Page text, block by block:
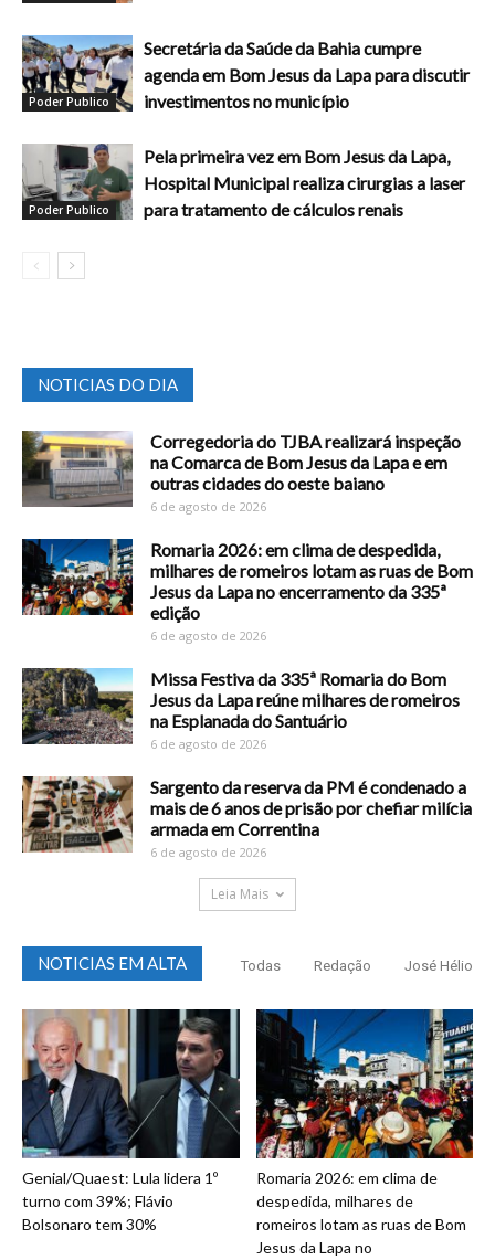
Poder Publico
Secretária da Saúde da Bahia cumpre
agenda em Bom Jesus da Lapa para discutir
investimentos no município
Poder Publico
Pela primeira vez em Bom Jesus da Lapa,
Hospital Municipal realiza cirurgias a laser
para tratamento de cálculos renais
NOTICIAS DO DIA
Corregedoria do TJBA realizará inspeção
na Comarca de Bom Jesus da Lapa e em
outras cidades do oeste baiano
6 de agosto de 2026
Romaria 2026: em clima de despedida,
milhares de romeiros lotam as ruas de Bom
Jesus da Lapa no encerramento da 335ª
edição
6 de agosto de 2026
Missa Festiva da 335ª Romaria do Bom
Jesus da Lapa reúne milhares de romeiros
na Esplanada do Santuário
6 de agosto de 2026
Sargento da reserva da PM é condenado a
mais de 6 anos de prisão por chefiar milícia
armada em Correntina
6 de agosto de 2026
Leia Mais
NOTICIAS EM ALTA Todas Redação José Hélio
Genial/Quaest: Lula lidera 1º
turno com 39%; Flávio
Bolsonaro tem 30%
Romaria 2026: em clima de
despedida, milhares de
romeiros lotam as ruas de Bom
Jesus da Lapa no